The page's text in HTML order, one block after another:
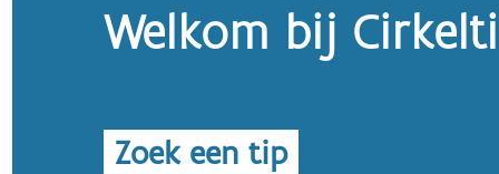
Welkom bij
Zoek een tip